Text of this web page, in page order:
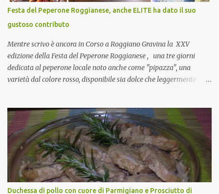
CoCo : è naturale il cibo, come sappiamo bene, funziona spesso da
collante e anche nel lavoro riesce a creare spesso l’ambiente
favorevole per molte belle opportunità, non trovi? Cuocapercaso :
Si, concordo! …addirittura si dice...
Festa del Peperone Roggianese, anche ELITE ha dato il suo
gustoso contributo
Mentre scrivo è ancora in Corso a Roggiano Gravina la XXV
edizione della Festa del Peperone Roggianese , una tre giorni
dedicata al peperone locale noto anche come "pipazza", una
varietà dal colore rosso, disponibile sia dolce che leggermente
(Pat) della Calabria. Un ingrediente versatile in cucina, utilizzato
fresco o essiccato in ricette della tradizione o in piatti innovativi.
Durante la prima serata dell'evento abbiamo avuto prova della
versatilità di questo ingrediente durante il "2° Concorso
Gastronomico di piatti a base di peperone Roggianese" ideato da
Gina Santagata , presidente dell'associazione Mongolfiera, che ha
visto coinvolte tante associazioni attive sul territorio che hanno
Duchessa di pollo con cuore di Parmigiano e Prosciutto di